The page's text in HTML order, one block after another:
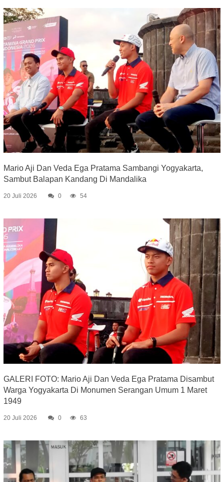
Mario Aji Dan Veda Ega Pratama Sambangi Yogyakarta,
Sambut Balapan Kandang Di Mandalika
20 Juli 2026 0 54
GALERI FOTO: Mario Aji Dan Veda Ega Pratama Disambut
Warga Yogyakarta Di Monumen Serangan Umum 1 Maret
1949
20 Juli 2026 0 63